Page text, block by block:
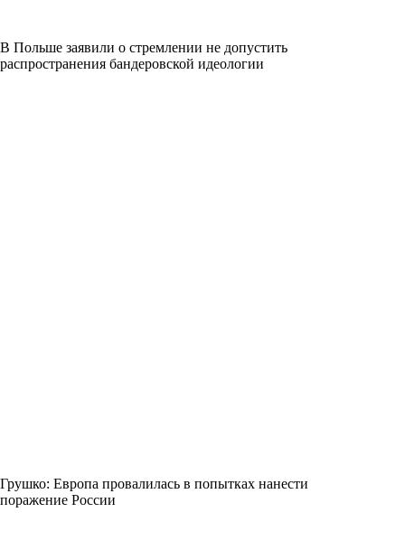
В Польше заявили о стремлении не допустить
распространения бандеровской идеологии
Грушко: Европа провалилась в попытках нанести
поражение России